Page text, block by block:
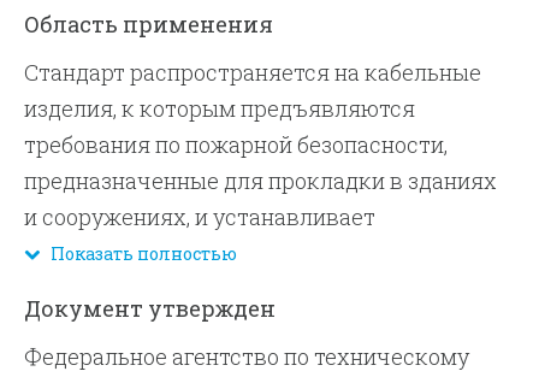
Область применения
Стандарт распространяется на кабельные
изделия, к которым предъявляются
требования по пожарной безопасности,
предназначенные для прокладки в зданиях
и сооружениях, и устанавливает
классификацию, требования пожарной
применения. Стандарт не распространяется
на кабельные изделия, предназначенные для
Показать полностью
Документ утвержден
Федеральное агентство по техническому